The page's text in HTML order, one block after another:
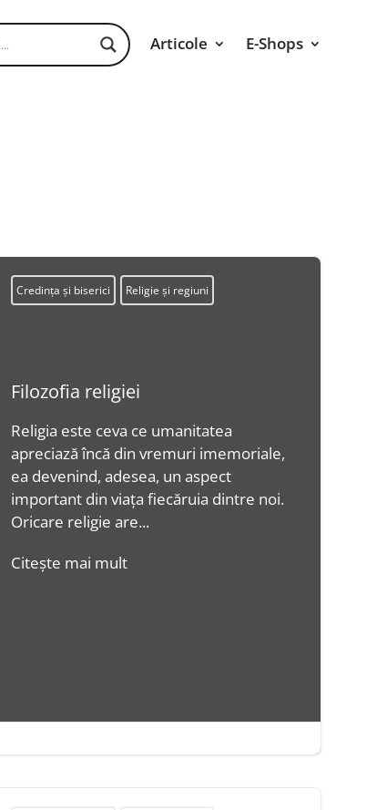
Articole E-Shops
Credința și biserici Religie și regiuni
Filozofia religiei
Religia este ceva ce umanitatea
apreciază încă din vremuri imemoriale,
ea devenind, adesea, un aspect
important din viața fiecăruia dintre noi.
Oricare religie are...
Citește mai mult